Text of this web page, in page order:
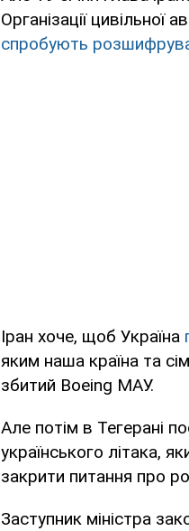
Організації цивільної
спробують
Іран хоче, щоб Україна
яким наша країна та
збитий Boeing МАУ.
Але потім в Тегерані
українського літака,
закрити питання про
Заступник міністра